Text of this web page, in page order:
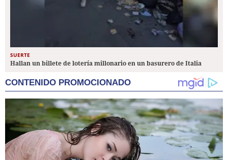
SUERTE
Hallan un billete de lotería millonario en un basurero de Italia
CONTENIDO PROMOCIONADO